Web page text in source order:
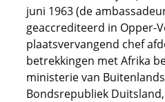
juni 1963 (de
geaccrediteerd in Opper-
plaatsvervangend chef
betrekkingen met Afrika
ministerie van
Bondsrepubliek